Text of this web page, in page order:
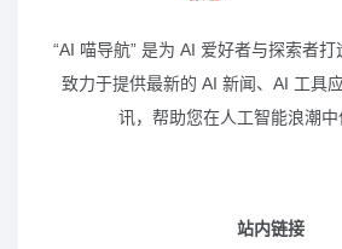
“AI 喵导航” 是为 AI 爱好者与探索者
致力于提供最新的 AI 新闻、AI 工具
讯，帮助您在人工智能浪潮中
站内链接